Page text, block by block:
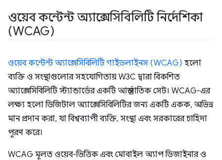
ওয়েব কন্টেন্ট অ্যাক্সেসিবিলিটি নির্দেশিকা
(WCAG)
ওয়েব কন্টেন্ট অ্যাক্সেসিবিলিটি গাইডলাইনস (WCAG) হলো
ব্যক্তি ও সংস্থাগুলোর সহযোগিতায় W3C দ্বারা বিকশিত
অ্যাক্সেসিবিলিটি স্ট্যান্ডার্ডের একটি আন্তর্জাতিক সেট। WCAG-এর
লক্ষ্য হলো ডিজিটাল অ্যাক্সেসিবিলিটির জন্য একটি একক, অভিন্ন
মান প্রদান করা, যা বিশ্বব্যাপী ব্যক্তি, সংস্থা এবং সরকারের চাহিদা
পূরণ করে।
WCAG মূলত ওয়েব-ভিত্তিক এবং মোবাইল অ্যাপ ডিজাইনার ও